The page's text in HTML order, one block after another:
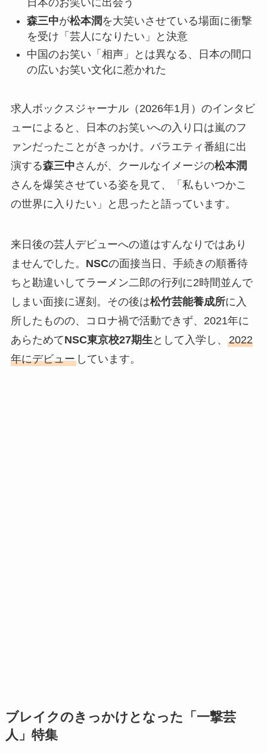
日本のお笑いに出会う
森三中が松本潤 を大笑いさせている場面に衝撃
を受け「芸人になりたい」と決意
中国のお笑い「相声」とは異なる、日本の間口
の広いお笑い文化に惹かれた
求人ボックスジャーナル（2026年1月）のインタビ
ューによると、日本のお笑いへの入り口は嵐のフ
ァンだったことがきっかけ。バラエティ番組に出
演する森三中さんが、クールなイメージの松本潤
さんを爆笑させている姿を見て、「私もいつかこ
の世界に入りたい」と思ったと語っています。
来日後の芸人デビューへの道はすんなりではあり
ませんでした。 NSCの面接当日、手続きの順番待
ちと勘違いしてラーメン二郎の行列に2時間並んで
しまい面接に遅刻。その後は松竹芸能養成所に入
所したものの、コロナ禍で活動できず、2021年に
あらためてNSC東京校27期生 として入学し、 2022
年にデビューしています。
ブレイクのきっかけとなった「一撃芸
人」特集